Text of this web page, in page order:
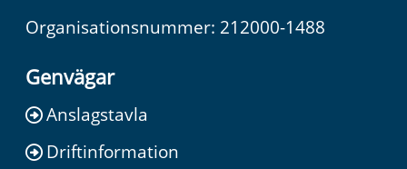
Organisationsnummer: 212000-1488
Genvägar
Anslagstavla
Driftinformation